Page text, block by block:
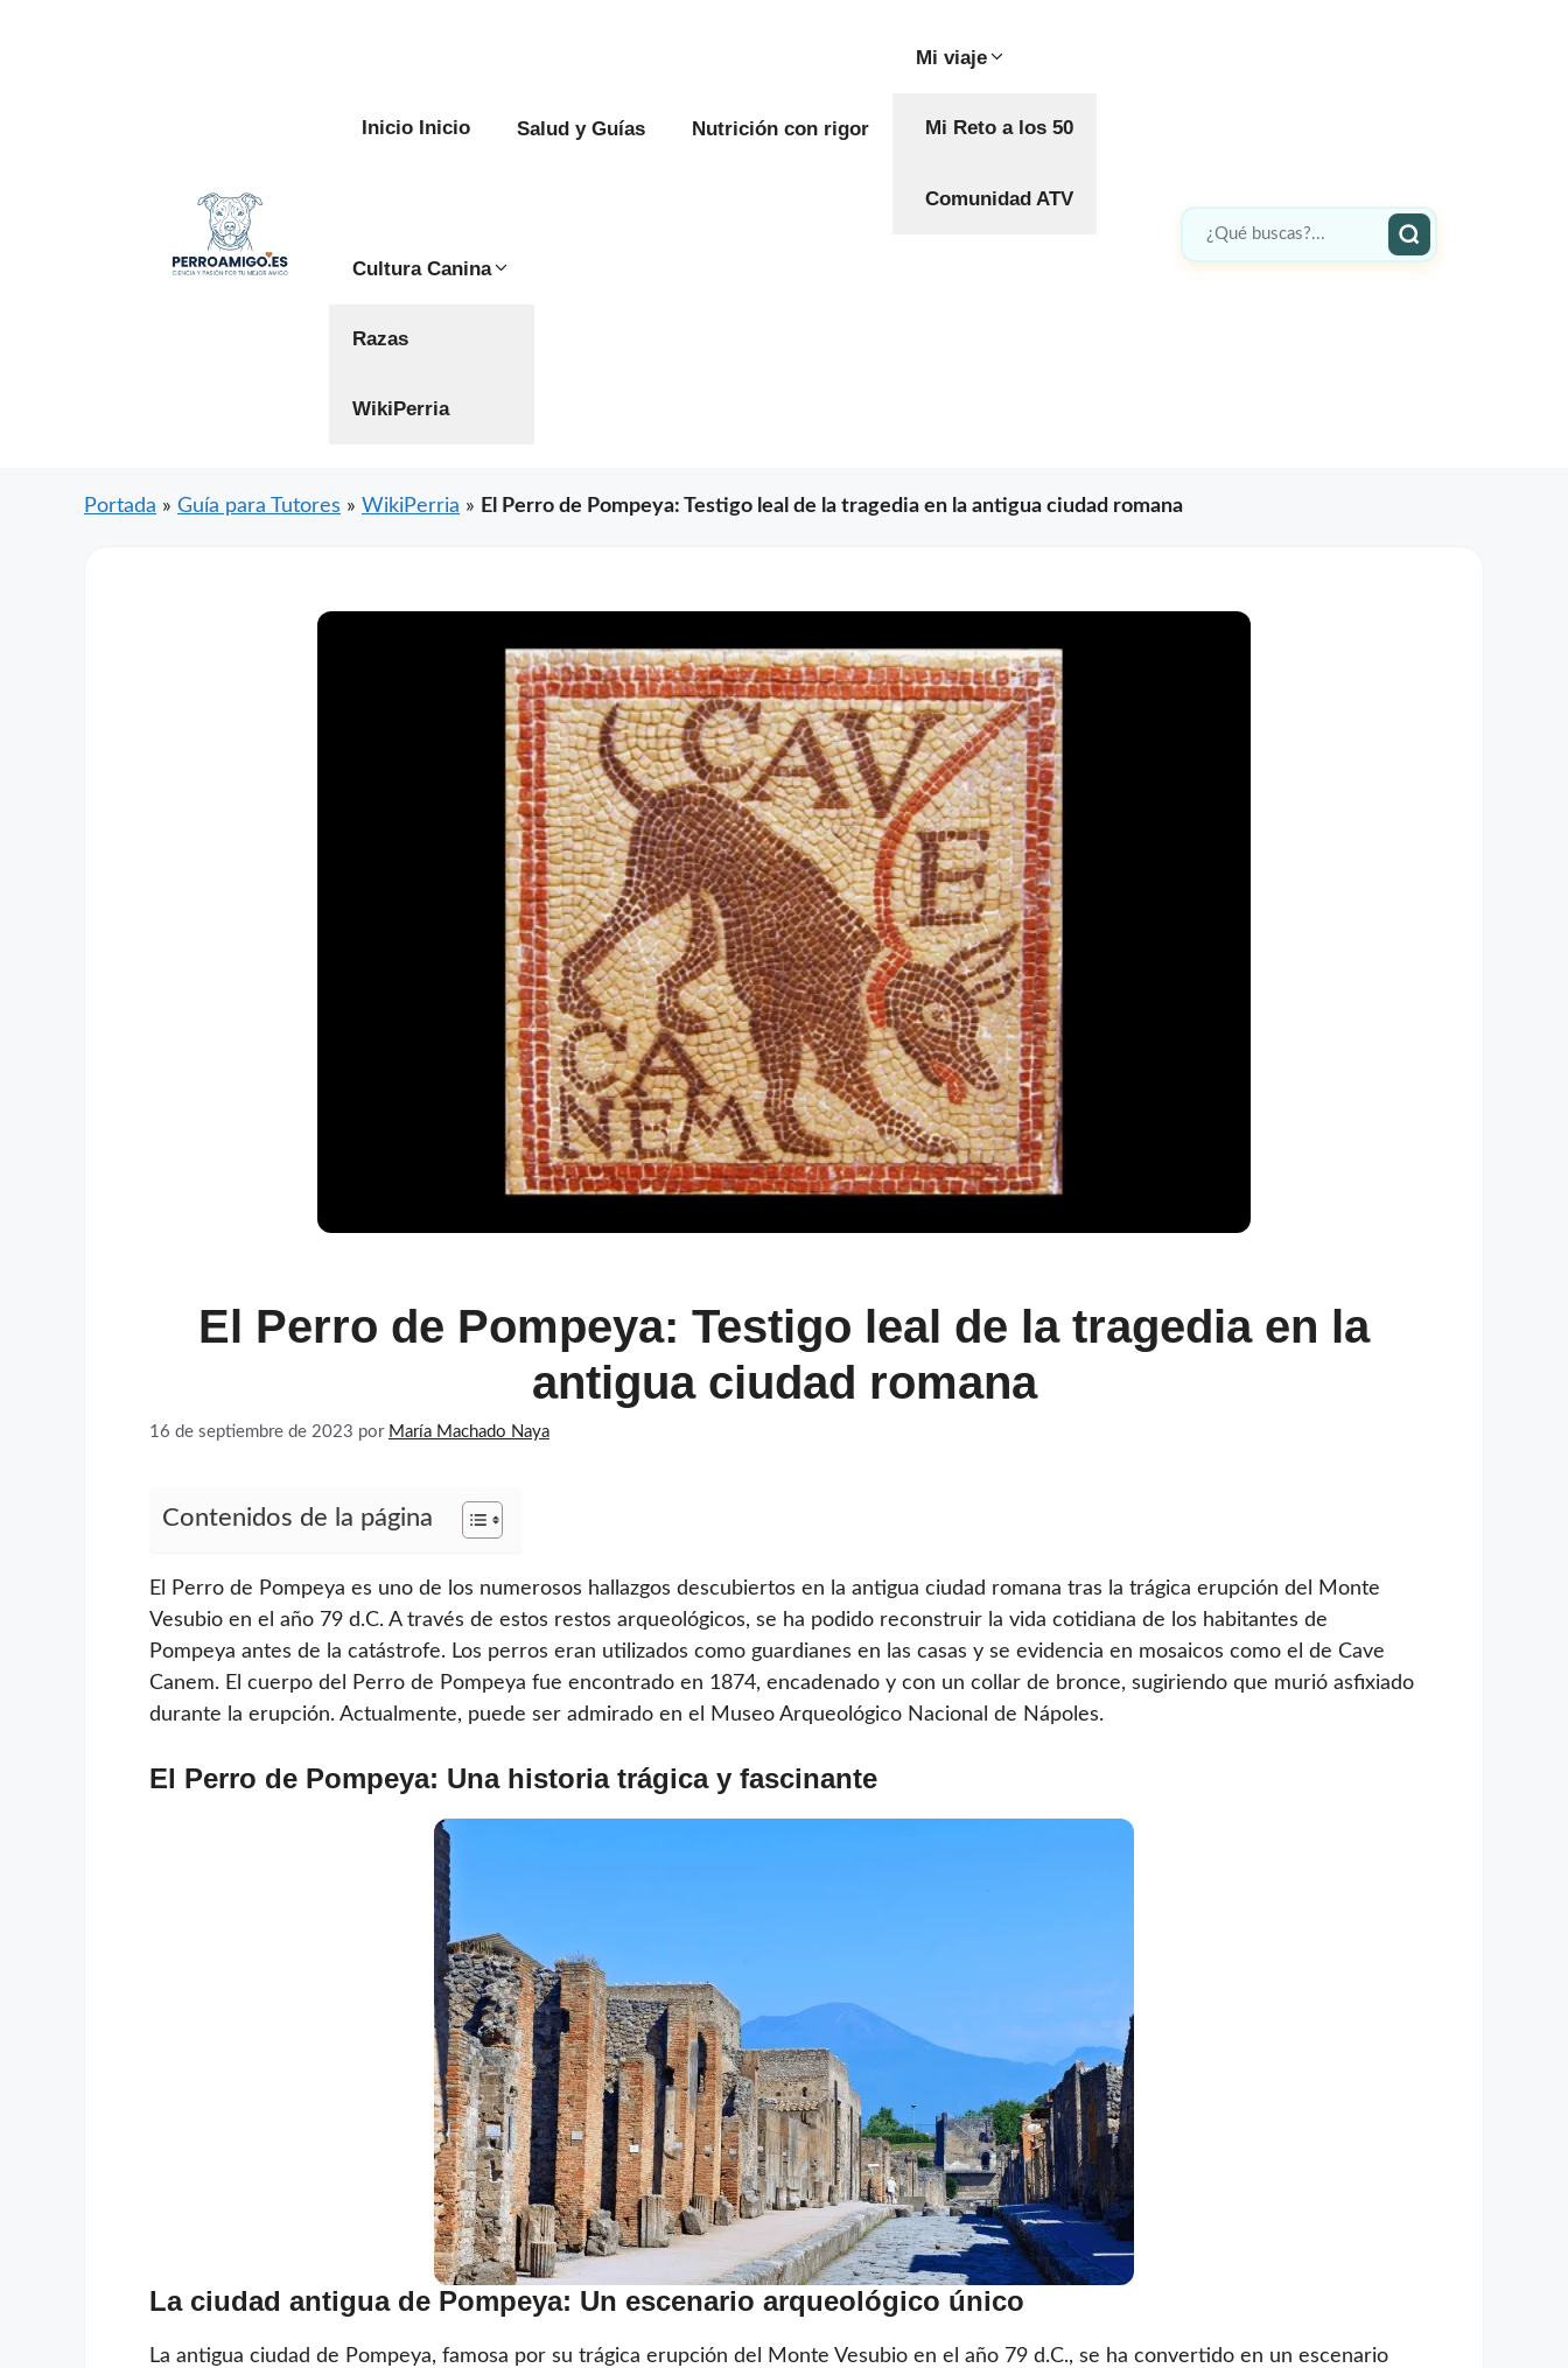
Inicio Inicio Salud y Guías Nutrición con rigor
Mi viaje
Mi Reto a los 50
Comunidad ATV
Cultura Canina
Razas
WikiPerria
Portada » Guía para Tutores » WikiPerria » El Perro de Pompeya: Testigo leal de la tragedia en la antigua ciudad romana
El Perro de Pompeya: Testigo leal de la tragedia en la
antigua ciudad romana
16 de septiembre de 2023 por María Machado Naya
Contenidos de la página
El Perro de Pompeya es uno de los numerosos hallazgos descubiertos en la antigua ciudad romana tras la trágica erupción del Monte
Vesubio en el año 79 d.C. A través de estos restos arqueológicos, se ha podido reconstruir la vida cotidiana de los habitantes de
Pompeya antes de la catástrofe. Los perros eran utilizados como guardianes en las casas y se evidencia en mosaicos como el de Cave
Canem. El cuerpo del Perro de Pompeya fue encontrado en 1874, encadenado y con un collar de bronce, sugiriendo que murió asfixiado
durante la erupción. Actualmente, puede ser admirado en el Museo Arqueológico Nacional de Nápoles.
El Perro de Pompeya: Una historia trágica y fascinante
La ciudad antigua de Pompeya: Un escenario arqueológico único
La antigua ciudad de Pompeya, famosa por su trágica erupción del Monte Vesubio en el año 79 d.C., se ha convertido en un escenario